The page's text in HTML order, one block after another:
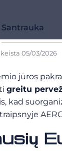
Santrauka
05/03/2026
jūros
greitu
kad